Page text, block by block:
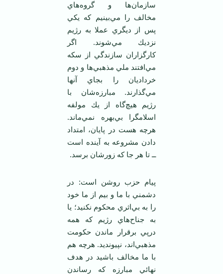
سازمان‌ها و گروه‌هاي
مخالف را مي‌بينيم كه يكي
پس از ديگري عملا به رژيم
نزديك مي‌شوند. اگر
كارگزاران سازندگي از سكه
مي‌افتند ملي مذهبي‌ها و دوم
خرداديان را بجاي آنها
مي‌گذارند. مبارزه‌شان با
رژيم هيچ‌گاه از يك مولفه
اسلامگرا بي‌بهره نمي‌ماند.
هرچه هست در پايان، امتداد
دادن مشروعه به آينده است
ــ تا هر جا كه زورشان برسد.
پيام حزب روشن است: در
دشمني با ما و بيم از ما خود
را به بي‌اثري محكوم نكنيد؛ يا
به جناح‌هاي رژيم كه همه
درپي برقرار ماندن حكومت
مذهبي‌اند، نپيونديد. هرچه هم
با ما مخالف باشيد در هدف
نهائي مبارزه كه رساندن